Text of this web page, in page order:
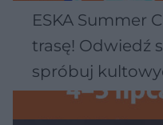
ESKA Summer
trasę! Odwiedź
spróbuj
Wawelu